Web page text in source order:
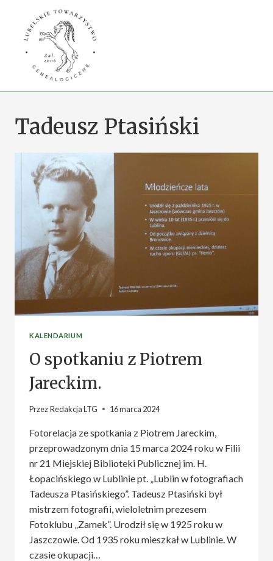
Tadeusz Ptasiński
KALENDARIUM
O spotkaniu z Piotrem
Jareckim.
PrzezRedakcja LTG 16 marca 2024
Fotorelacja ze spotkania z Piotrem Jareckim,
przeprowadzonym dnia 15 marca 2024 roku w Filii
nr 21 Miejskiej Biblioteki Publicznej im. H.
Łopacińskiego w Lublinie pt. „Lublin w fotografiach
Tadeusza Ptasińskiego”. Tadeusz Ptasiński był
mistrzem fotografii, wieloletnim prezesem
Fotoklubu „Zamek”. Urodził się w 1925 roku w
Jaszczowie. Od 1935 roku mieszkał w Lublinie. W
czasie okupacji…